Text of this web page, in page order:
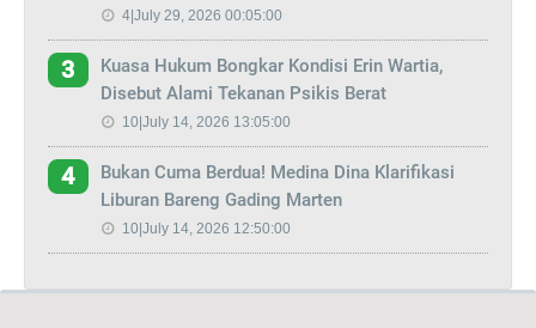
4|July 29, 2026 00:05:00
3
Kuasa Hukum Bongkar Kondisi Erin Wartia,
Disebut Alami Tekanan Psikis Berat
10|July 14, 2026 13:05:00
4
Bukan Cuma Berdua! Medina Dina Klarifikasi
Liburan Bareng Gading Marten
10|July 14, 2026 12:50:00